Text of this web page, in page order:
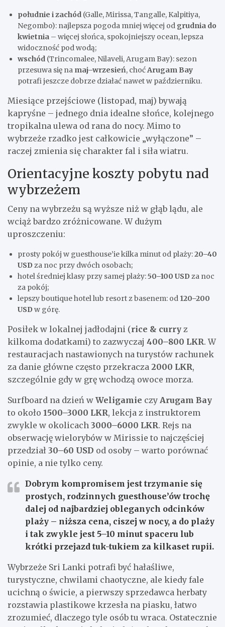
południe i zachód (Galle, Mirissa, Tangalle, Kalpitiya,
Negombo): najlepsza pogoda mniej więcej od grudnia do
kwietnia – więcej słońca, spokojniejszy ocean, lepsza
widoczność pod wodą;
wschód (Trincomalee, Nilaveli, Arugam Bay): sezon
przesuwa się na maj–wrzesień, choćArugam Bay
potrafi jeszcze dobrze działać nawet w październiku.
Miesiące przejściowe (listopad, maj) bywają
kapryśne – jednego dnia idealne słońce, kolejnego
tropikalna ulewa od rana do nocy. Mimo to
wybrzeże rzadko jest całkowicie „wyłączone” –
raczej zmienia się charakter fal i siła wiatru.
Orientacyjne koszty pobytu nad
wybrzeżem
Ceny na wybrzeżu są wyższe niż w głąb lądu, ale
wciąż bardzo zróżnicowane. W dużym
uproszczeniu:
prosty pokój w guesthouse’ie kilka minut od plaży:20–40
USD za noc przy dwóch osobach;
hotel średniej klasy przy samej plaży:50–100 USD za noc
za pokój;
lepszy boutique hotel lub resort z basenem: od 120–200
USD w górę.
Posiłek w lokalnej jadłodajni (rice & curry z
kilkoma dodatkami) to zazwyczaj 400–800 LKR. W
restauracjach nastawionych na turystów rachunek
za danie główne często przekracza 2000 LKR,
szczególnie gdy w grę wchodzą owoce morza.
Surfboard na dzień w Weligamie czy Arugam Bay
to około 1500–3000 LKR, lekcja z instruktorem
zwykle w okolicach 3000–6000 LKR. Rejs na
obserwację wielorybów w Mirissie to najczęściej
przedział 30–60 USD od osoby – warto porównać
opinie, a nie tylko ceny.
Dobrym kompromisem jest trzymanie się
prostych, rodzinnych guesthouse’ów trochę
dalej od najbardziej obleganych odcinków
plaży – niższa cena, ciszej w nocy, a do plaży
i tak zwykle jest 5–10 minut spaceru lub
krótki przejazd tuk-tukiem za kilkaset rupii.
Wybrzeże Sri Lanki potrafi być hałaśliwe,
turystyczne, chwilami chaotyczne, ale kiedy fale
ucichną o świcie, a pierwszy sprzedawca herbaty
rozstawia plastikowe krzesła na piasku, łatwo
zrozumieć, dlaczego tyle osób tu wraca. Ostatecznie